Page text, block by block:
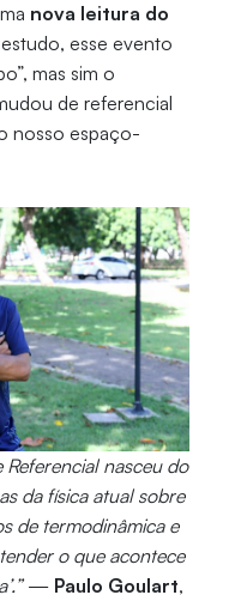
nova leitura do
esse evento
mas sim o
de referencial
nosso espaço-
Referencial nasceu do
da física atual sobre
de termodinâmica e
o que acontece
— Paulo Goulart,